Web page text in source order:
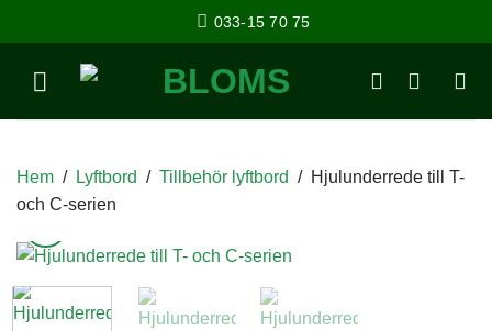
033-15 70 75
Hem / Lyftbord / Tillbehör lyftbord / Hjulunderrede till T-
och C-serien